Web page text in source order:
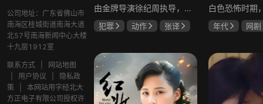
公司地址：广东省佛山市
南海区桂城街道南海大道
北57号南海新闻中心大楼
十九层1912室
联系方式
网站地图
用户协议
隐私政
策
本网站用字经北大
方正电子有限公司授权许
由金牌导演徐纪周执导，张译、张颂文、李一桐、张志坚、吴刚领衔主演，倪大红、韩童生、李建义特邀主演的中央政法委重点项目。一部扫黑除恶坚决斗争的回忆录，横跨20年的群像叙事全景式展现时代变迁下的黑白较量与复杂人性。
犯罪 动作
张译
年代
网剧